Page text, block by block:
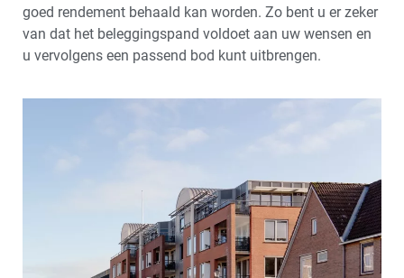
goed rendement behaald kan worden. Zo bent u er zeker
van dat het beleggingspand voldoet aan uw wensen en
u vervolgens een passend bod kunt uitbrengen.